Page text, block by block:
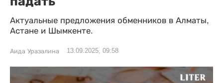
Актуальные предложения обменников в Алматы,
Астане и Шымкенте.
Аида Уразалина 13.09.2025, 09:58